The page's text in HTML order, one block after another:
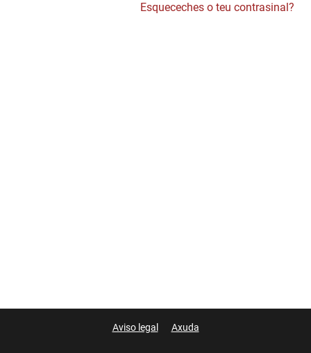
Esqueceches o teu contrasinal?
Aviso legal Axuda